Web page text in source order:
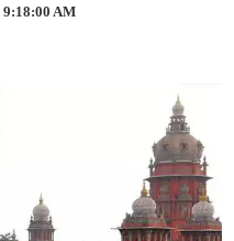
9:18:00 AM